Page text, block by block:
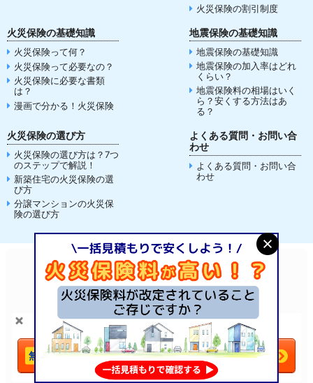
火災保険の割引制度
火災保険の基礎知識
火災保険って何？
火災保険って必要なの？
火災保険に必要な書類
は？
漫画で分かる！火災保険
地震保険の基礎知識
地震保険の基礎知識
地震保険の加入率はどれ
くらい？
地震保険料の相場はいく
ら？安くする方法はあ
る？
火災保険の選び方
火災保険の選び方は？7つ
のステップで解説！
新築住宅の火災保険の選
び方
分譲マンションの火災保
険の選び方
よくある質問・お問い合
わせ
よくある質問・お問い合
わせ
自動車保険 生命保険 火災保険 バイク保険
傷害保険 電気料金比較
法人自動車保険 法人火災保険 法人（高圧）電気 法人賠責保険
＼火災保険は 比較で安くなる！／
今すぐ一括見積もりへ